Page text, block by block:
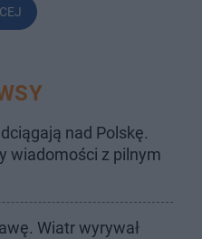
nad Polskę.
wiadomości z pilnym
Wiatr wyrywał